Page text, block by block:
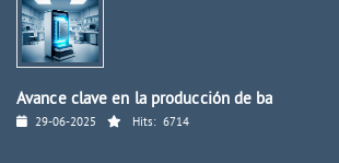
Avance clave en la producción de ba
29-06-2025 Hits: 6714